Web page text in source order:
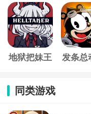
歌
地狱把妹王 发条总
同类游戏